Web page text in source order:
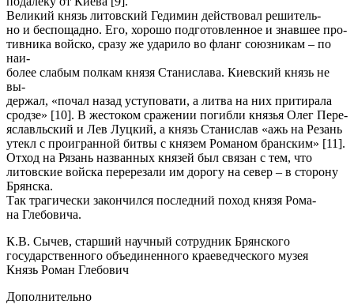
Великий князь литовский Гедимин действовал решитель-
но и беспощадно. Его, хорошо подготовленное и знавшее про-
тивника войско, сразу же ударило во фланг союзникам – по
наи-
более слабым полкам князя Станислава. Киевский князь не
вы-
держал, «почал назад уступовати, а литва на них притирала
сродзе» [10]. В жестоком сражении погибли князья Олег Пере-
яславльский и Лев Луцкий, а князь Станислав «ажь на Резань
утекл с проигранной битвы с князем Романом бранским» [11].
Отход на Рязань названных князей был связан с тем, что
литовские войска перерезали им дорогу на север – в сторону
Брянска.
Так трагически закончился последний поход князя Рома-
на Глебовича.
К.В. Сычев, старший научный сотрудник Брянского
государственного объединенного краеведческого музея
Князь Роман Глебович
Дополнительно